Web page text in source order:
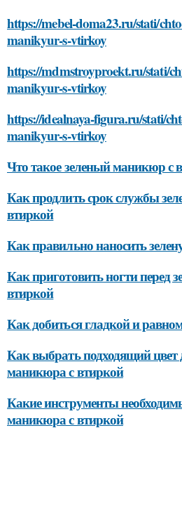
https://mebel-doma23.ru/stati/
manikyur-s-vtirkoy
https://mdmstroyproekt.ru/stati/
manikyur-s-vtirkoy
https://idealnaya-figura.ru/stati/
manikyur-s-vtirkoy
Что такое зеленый маникюр с
Как продлить срок службы
втиркой
Как правильно наносить
Как приготовить ногти
втиркой
Как добиться гладкой и
Как выбрать подходящий цвет
маникюра с втиркой
Какие инструменты
маникюра с втиркой